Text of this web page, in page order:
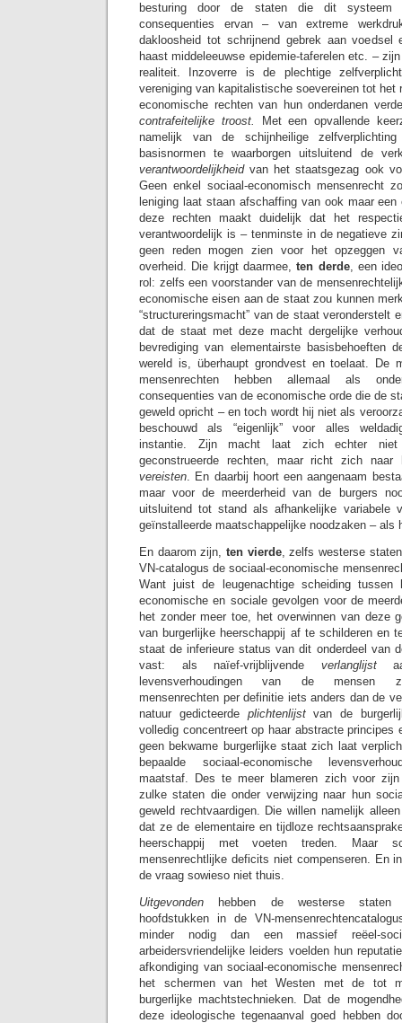
besturing door de staten die dit systeem
consequenties ervan – van extreme
dakloosheid tot schrijnend gebrek aan voedsel
haast middeleeuwse epidemie-taferelen etc. –
realiteit. Inzoverre is de plechtige
vereniging van kapitalistische soevereinen tot het
economische rechten van hun onderdanen
contrafeitelijke troost.
Met een opvallende
namelijk van de schijnheilige zelfverplichting
basisnormen te waarborgen uitsluitend de
verantwoordelijkheidvan het staatsgezag ook
Geen enkel sociaal-economisch mensenrecht
leniging laat staan afschaffing van ook maar
deze rechten maakt duidelijk dat het
verantwoordelijk is – tenminste in de negatieve
geen reden mogen zien voor het opzeggen
overheid. Die krijgt daarmee,ten derde, een
rol: zelfs een voorstander van de
economische eisen aan de staat zou kunnen
“structureringsmacht” van de staat veronderstelt
dat de staat met deze macht dergelijke
bevrediging van elementairste basisbehoeften
wereld is, überhaupt grondvest en toelaat. De
mensenrechten hebben allemaal als
consequenties van de economische orde die de
geweld opricht – en toch wordt hij niet als
beschouwd als “eigenlijk” voor alles
instantie. Zijn macht laat zich echter niet
geconstrueerde rechten, maar richt zich naar
vereisten. En daarbij hoort een aangenaam
maar voor de meerderheid van de burgers
uitsluitend tot stand als afhankelijke variabele
geïnstalleerde maatschappelijke noodzaken – als
En daarom zijn, ten vierde, zelfs westerse
VN-catalogus de sociaal-economische
Want juist de leugenachtige scheiding tussen
economische en sociale gevolgen voor de
het zonder meer toe, het overwinnen van deze
van burgerlijke heerschappij af te schilderen en
staat de inferieure status van dit onderdeel van
vast: als naïef-vrijblijvende verlanglijst
levensverhoudingen van de mensen
mensenrechten per definitie iets anders dan de
natuur gedicteerde plichtenlijstvan de
volledig concentreert op haar abstracte principes
geen bekwame burgerlijke staat zich laat
bepaalde sociaal-economische
maatstaf. Des te meer blameren zich voor zijn
zulke staten die onder verwijzing naar hun
geweld rechtvaardigen. Die willen namelijk
dat ze de elementaire en tijdloze
heerschappij met voeten treden. Maar
mensenrechtlijke deficits niet compenseren. En
de vraag sowieso niet thuis.
Uitgevonden
hebben de westerse staten
hoofdstukken in de VN-
minder nodig dan een massief reëel-
arbeidersvriendelijke leiders voelden hun
afkondiging van sociaal-economische
het schermen van het Westen met de tot
burgerlijke machtstechnieken. Dat de
deze ideologische tegenaanval goed hebben